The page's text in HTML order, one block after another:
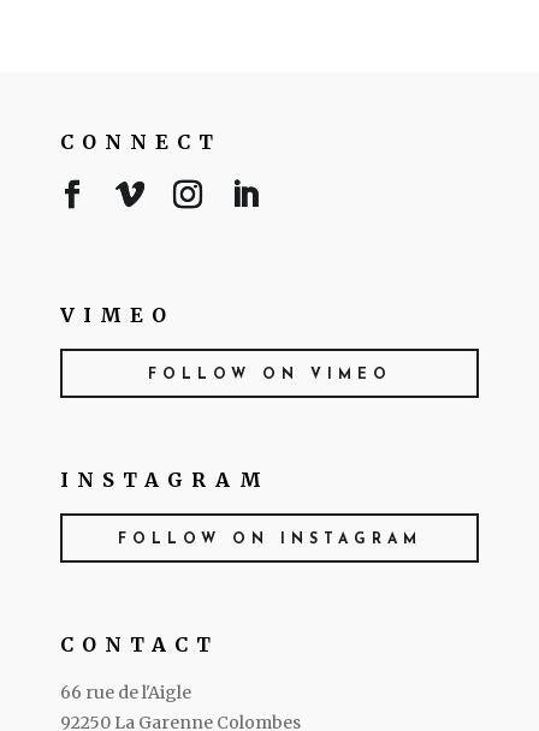
CONNECT
VIMEO
FOLLOW ON VIMEO
INSTAGRAM
FOLLOW ON INSTAGRAM
CONTACT
66 rue de l'Aigle
92250 La Garenne Colombes